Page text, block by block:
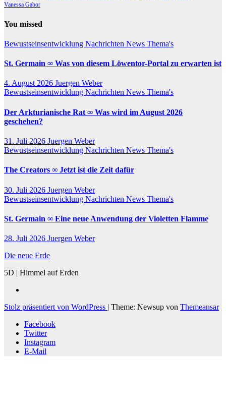
Vanessa Gabor
You missed
Bewustseinsentwicklung Nachrichten News Thema's
St. Germain ∞ Was von diesem Löwentor-Portal zu erwarten ist
4. August 2026 Juergen Weber
Bewustseinsentwicklung Nachrichten News Thema's
Der Arkturianische Rat ∞ Was wird im August 2026
geschehen?
31. Juli 2026 Juergen Weber
Bewustseinsentwicklung Nachrichten News Thema's
The Creators ∞ Jetzt ist die Zeit dafür
30. Juli 2026 Juergen Weber
Bewustseinsentwicklung Nachrichten News Thema's
St. Germain ∞ Eine neue Anwendung der Violetten Flamme
28. Juli 2026 Juergen Weber
Die neue Erde
5D | Himmel auf Erden
Stolz präsentiert von WordPress | Theme: Newsup von Themeansar
Facebook
Twitter
Instagram
E-Mail